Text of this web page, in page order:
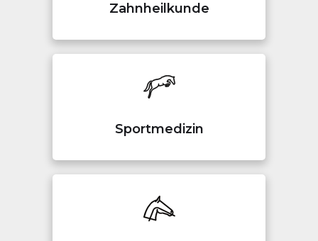
Zahnheilkunde
Sportmedizin